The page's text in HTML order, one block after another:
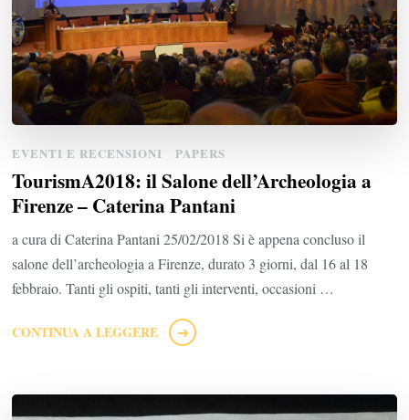
EVENTI E RECENSIONI PAPERS
TourismA2018: il Salone dell’Archeologia a
Firenze – Caterina Pantani
a cura di Caterina Pantani 25/02/2018 Si è appena concluso il
salone dell’archeologia a Firenze, durato 3 giorni, dal 16 al 18
febbraio. Tanti gli ospiti, tanti gli interventi, occasioni …
CONTINUA A LEGGERE